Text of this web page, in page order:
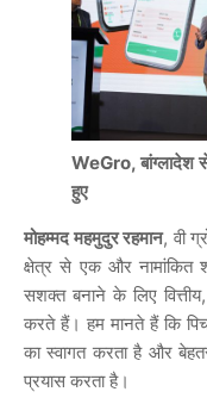
WeGro, बांग्लादेश
हुए
मोहम्मद महमुदुर रहमान, वी
क्षेत्र से एक और नामांकित
सशक्त बनाने के लिए
करते हैं। हम मानते हैं कि
का स्वागत करता है और
प्रयास करता है।